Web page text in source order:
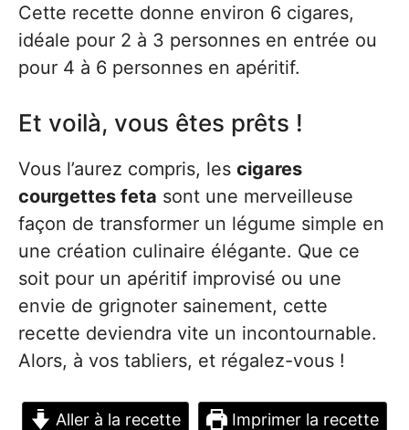
Cette recette donne environ 6 cigares,
idéale pour 2 à 3 personnes en entrée ou
pour 4 à 6 personnes en apéritif.
Et voilà, vous êtes prêts !
Vous l’aurez compris, les cigares
courgettes feta sont une merveilleuse
façon de transformer un légume simple en
une création culinaire élégante. Que ce
soit pour un apéritif improvisé ou une
envie de grignoter sainement, cette
recette deviendra vite un incontournable.
Alors, à vos tabliers, et régalez-vous !
Aller à la recette Imprimer la recette